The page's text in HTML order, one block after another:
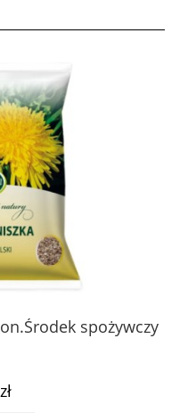
spożywczy